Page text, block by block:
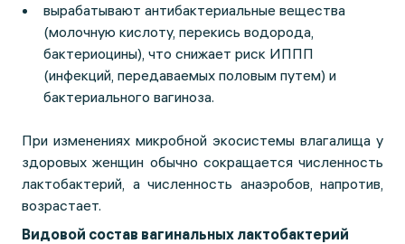
вырабатывают антибактериальные вещества
(молочную кислоту, перекись водорода,
бактериоцины), что снижает риск ИППП
(инфекций, передаваемых половым путем) и
бактериального вагиноза.
При изменениях микробной экосистемы влагалища у
здоровых женщин обычно сокращается численность
лактобактерий, а численность анаэробов, напротив,
возрастает.
Видовой состав вагинальных лактобактерий